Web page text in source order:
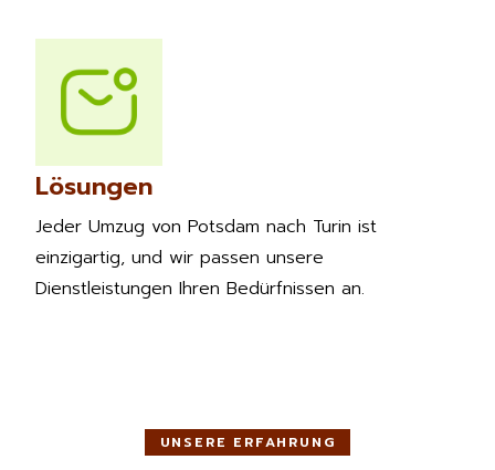
Lösungen
Jeder Umzug von Potsdam nach Turin ist
einzigartig, und wir passen unsere
Dienstleistungen Ihren Bedürfnissen an.
UNSERE ERFAHRUNG